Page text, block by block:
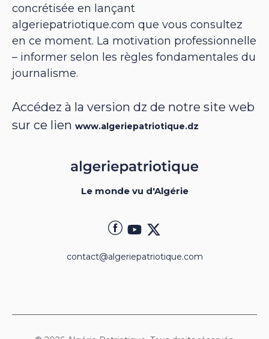
concrétisée en lançant
algeriepatriotique.com que vous consultez
en ce moment. La motivation professionnelle
– informer selon les règles fondamentales du
journalisme.
Accédez à la version dz de notre site web
sur ce lien www.algeriepatriotique.dz
Le monde vu d'Algérie
contact@algeriepatriotique.com